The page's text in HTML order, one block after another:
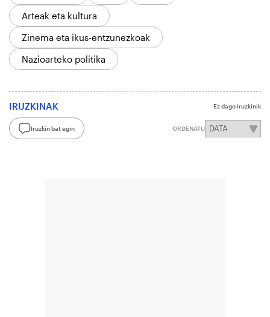
Arteak eta kultura
Zinema eta ikus-entzunezkoak
Nazioarteko politika
IRUZKINAK Ez dago iruzkinik
Iruzkin bat egin ORDENATU